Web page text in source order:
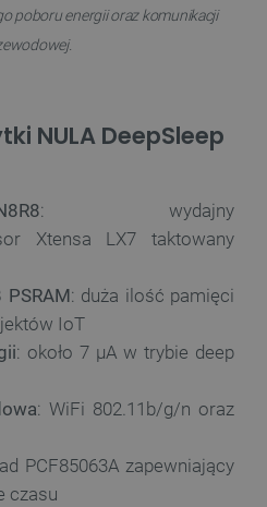
poboru energii oraz komunikacji
NULA DeepSleep
: wydajny
Xtensa LX7 taktowany
: duża ilość pamięci
IoT
: około 7 µA w trybie deep
: WiFi 802.11b/g/n oraz
PCF85063A zapewniający
czasu